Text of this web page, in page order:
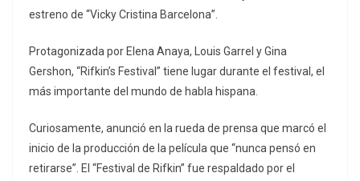
estreno de “Vicky Cristina Barcelona”.
Protagonizada por Elena Anaya, Louis Garrel y Gina
Gershon, “Rifkin’s Festival” tiene lugar durante el festival, el
más importante del mundo de habla hispana.
Curiosamente, anunció en la rueda de prensa que marcó el
inicio de la producción de la película que “nunca pensó en
retirarse”. El “Festival de Rifkin” fue respaldado por el